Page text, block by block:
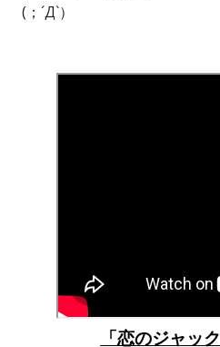
(；´Д`）
「恋のジャッ